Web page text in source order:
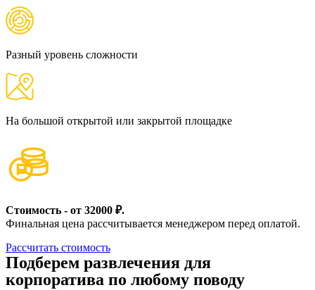
Разный уровень сложности
На большой открытой или закрытой площадке
Стоимость - от 32000 ₽.
Финальная цена рассчитывается менеджером перед оплатой.
Рассчитать стоимость
Подберем развлечения для
корпоратива по любому поводу